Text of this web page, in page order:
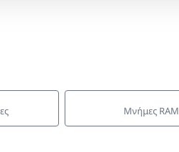
Μνήμες RAM